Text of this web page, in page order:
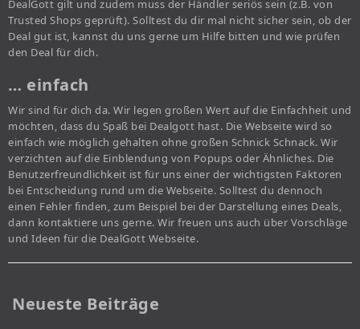
DealGott gilt und zudem muss der Händler seriös sein (z.B. von
Trusted Shops geprüft). Solltest du dir mal nicht sicher sein, ob der
Deal gut ist, kannst du uns gerne um Hilfe bitten und wie prüfen
den Deal für dich.
… einfach
Wir sind für dich da. Wir legen großen Wert auf die Einfachheit und
möchten, dass du Spaß bei Dealgott hast. Die Webseite wird so
einfach wie möglich gehalten ohne großen Schnick Schnack. Wir
verzichten auf die Einblendung von Popups oder Ähnliches. Die
Benutzerfreundlichkeit ist für uns einer der wichtigsten Faktoren
bei Entscheidung rund um die Webseite. Solltest du dennoch
einen Fehler finden, zum Beispiel bei der Darstellung eines Deals,
dann kontaktiere uns gerne. Wir freuen uns auch über Vorschläge
und Ideen für die DealGott Webseite.
Neueste Beiträge